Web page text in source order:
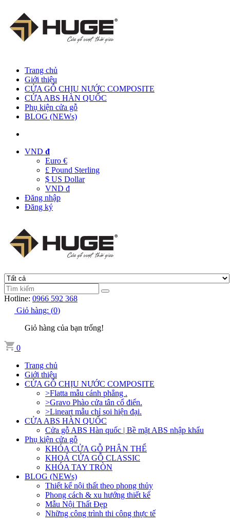
Trang chủ
Giới thiệu
CỬA GỖ CHỊU NƯỚC COMPOSITE
CỬA ABS HÀN QUỐC
Phụ kiện cửa gỗ
BLOG (NEWs)
VND đ
Euro €
£ Pound Sterling
$ US Dollar
VND đ
Đăng nhập
Đăng ký
Hotline: 0966 592 368
Giỏ hàng: (0)
Giỏ hàng của bạn trống!
0
Trang chủ
Giới thiệu
CỬA GỖ CHỊU NƯỚC COMPOSITE
>Flatta mẫu cánh phẳng .
>Gravo Phào cửa tân cổ điển.
>Lineart mẫu chỉ soi hiện đại.
CỬA ABS HÀN QUỐC
Cửa gỗ ABS Hàn quốc | Bề mặt ABS nhập khẩu
Phụ kiện cửa gỗ
KHÓA CỬA GỖ PHÂN THỂ
KHOÁ CỬA GỖ CLASSIC
KHÓA TAY TRÒN
BLOG (NEWs)
Thiết kế nội thất theo phong thủy
Phong cách & xu hướng thiết kế
Mẫu Nội Thất Đẹp
Những công trình thi công thực tế